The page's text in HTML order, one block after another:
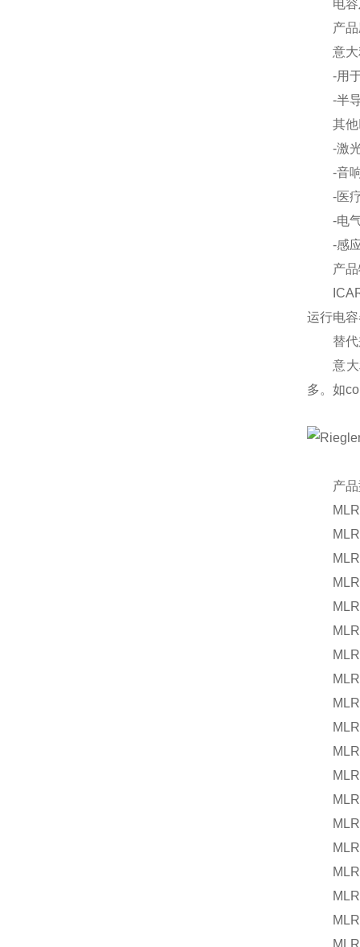
电容及
产品
意大利
-用于
-半导
其他
-激光
-音响
-医疗
-电气
-感应
产品
ICAR
运行电
替代
意大利
多。如
产品
MLR
MLR
MLR
MLR
MLR
MLR
MLR
MLR
MLR
MLR
MLR
MLR
MLR
MLR
MLR
MLR
MLR
MLR
MLR